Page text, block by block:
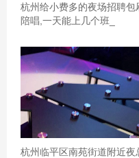
有哪些要求 之前都没有
具一格！挺好的，
杭州给小费多的夜场招聘包
陪唱,一天能上几个班_
杭州临平区南苑街道附近夜